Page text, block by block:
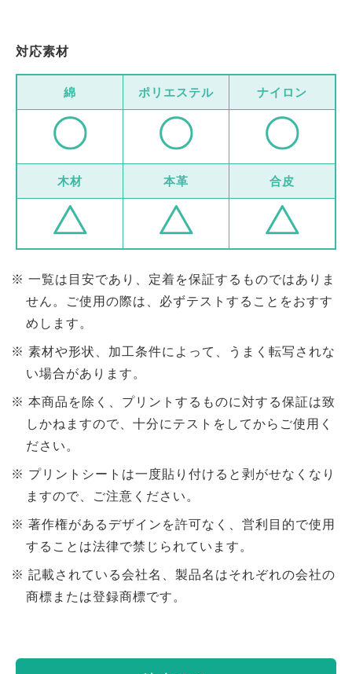
対応素材
綿 ポリエステル ナイロン
木材 本革 合皮
一覧は目安であり、定着を保証するものではありま
せん。ご使用の際は、必ずテストすることをおすす
めします。
素材や形状、加工条件によって、うまく転写されな
い場合があります。
本商品を除く、プリントするものに対する保証は致
しかねますので、十分にテストをしてからご使用く
ださい。
プリントシートは一度貼り付けると剥がせなくなり
ますので、ご注意ください。
著作権があるデザインを許可なく、営利目的で使用
することは法律で禁じられています。
記載されている会社名、製品名はそれぞれの会社の
商標または登録商標です。